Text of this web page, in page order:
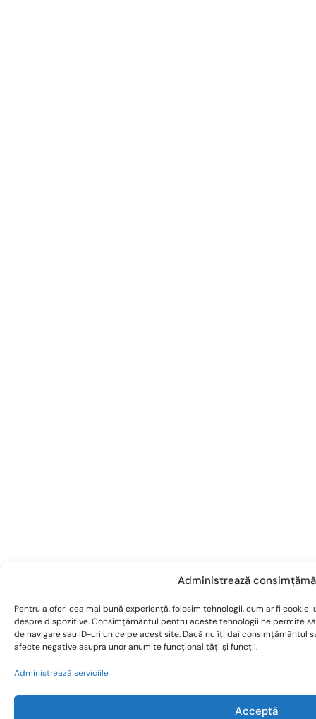
Administrează
Pentru a oferi cea mai bună experiență, folosim tehnologii, cum ar fi
despre dispozitive. Consimțământul pentru aceste tehnologii ne permite
de navigare sau ID-uri unice pe acest site. Dacă nu îți dai consimțământul
afecte negative asupra unor anumite funcționalități și funcții.
Administrează serviciile
Acceptă